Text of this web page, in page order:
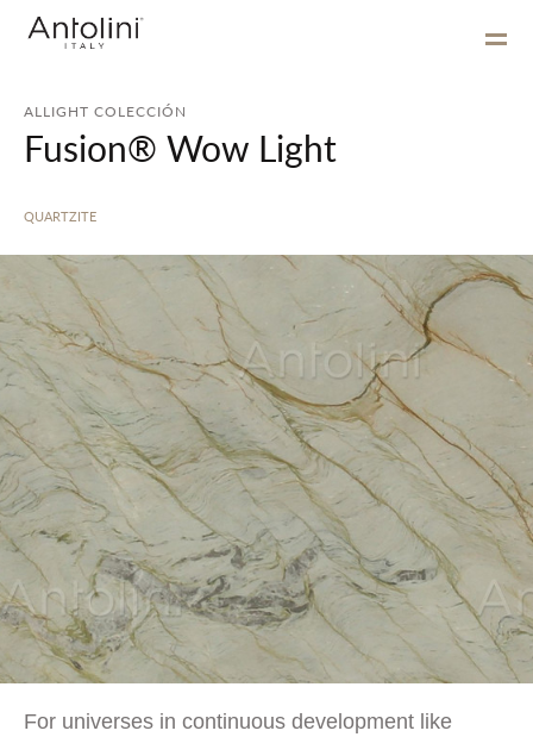
ALLIGHT COLECCIÓN
Fusion® Wow Light
QUARTZITE
For universes in continuous development like